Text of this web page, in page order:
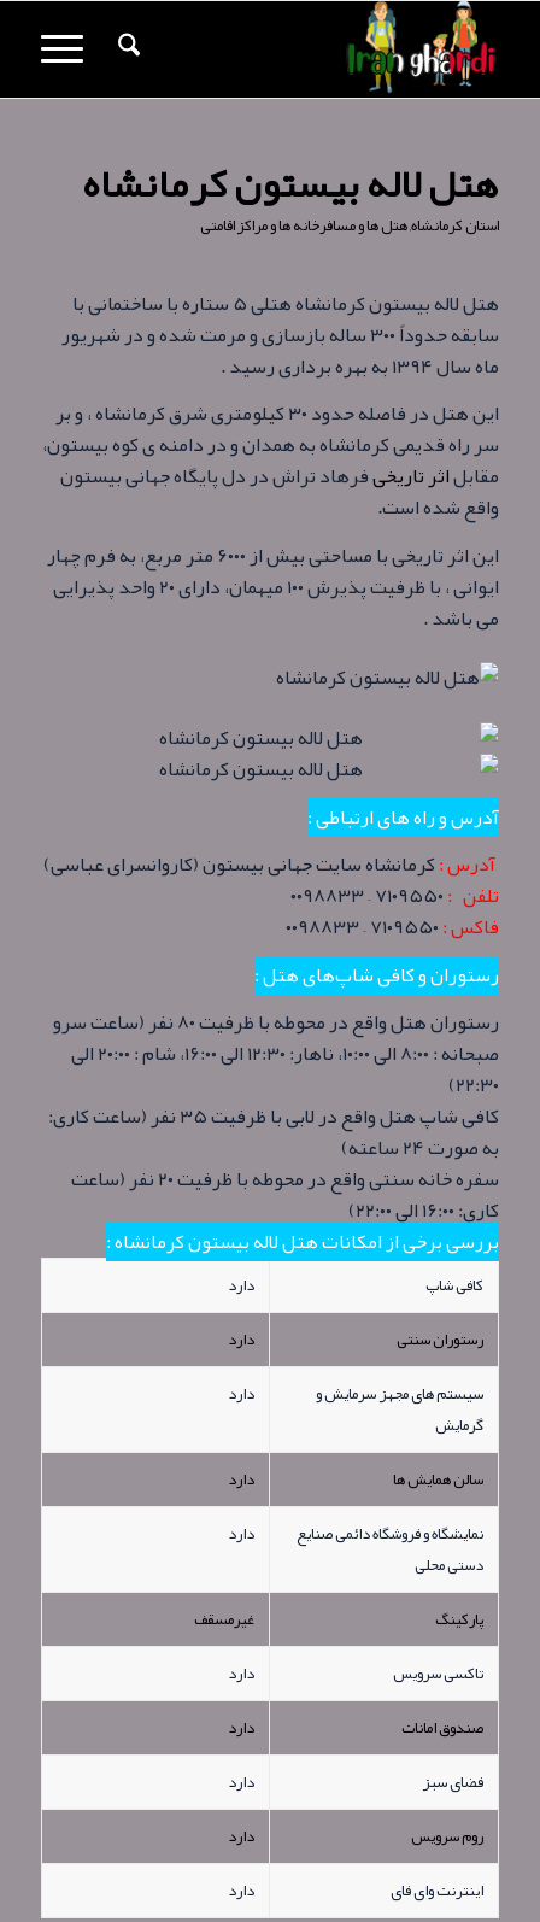
هتل لاله بیستون کرمانشاه
استان کرمانشاه,هتل ها و مسافرخانه ها و مراکز اقامتی
هتل لاله بیستون کرمانشاه هتلی ۵ ستاره با ساختمانی با
سابقه حدوداً ۳۰۰ ساله بازسازی و مرمت شده و در شهریور
ماه سال ۱۳۹۴ به بهره‌ برداری رسید .
این هتل در فاصله حدود ۳۰ کیلومتری شرق کرمانشاه ، و بر
سر راه قدیمی کرمانشاه به همدان و در دامنه ی کوه بیستون،
مقابلاثر تاریخیفرهاد تراش در دل پایگاه جهانی بیستون
واقع شده است.
این اثر تاریخی با مساحتی بیش از ۶۰۰۰ متر مربع، به فرم چهار
ایوانی ، با ظرفیت پذیرش ۱۰۰ میهمان، دارای ۲۰ واحد پذیرایی
می باشد .
آدرس و راه های ارتباطی :
آدرس :‌کرمانشاه سایت جهانی بیستون (کاروانسرای عباسی)
تلفن :
فاکس :
رستوران و کافی شاپ‌های هتل :
رستوران هتل واقع در محوطه با ظرفیت ۸۰ نفر (ساعت سرو
صبحانه : ۸:۰۰ الی ۱۰:۰۰، ناهار: ۱۲:۳۰ الی ۱۶:۰۰، شام : ۲۰:۰۰ الی
۲۲:۳۰)
کافی شاپ هتل واقع در لابی با ظرفیت ۳۵ نفر (ساعت کاری:
به صورت ۲۴ ساعته)
سفره خانه سنتی واقع در محوطه با ظرفیت ۲۰ نفر (ساعت
کاری: ۱۶:۰۰ الی ۲۲:۰۰)
بررسی برخی از امکانات هتل لاله بیستون کرمانشاه :
کافی شاپ
دارد
رستوران سنتی
دارد
سیستم های مجهز سرمایش و
گرمایش
دارد
سالن همایش ها
دارد
نمایشگاه و فروشگاه دائمی صنایع
دستی محلی
دارد
پارکینگ
غیرمسقف
تاکسی سرویس
دارد
صندوق امانات
دارد
فضای سبز
دارد
روم سرویس
دارد
اینترنت وای فای
دارد